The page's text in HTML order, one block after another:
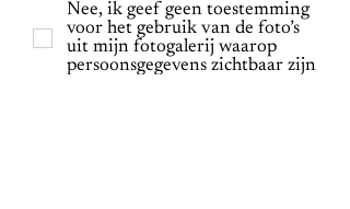
Nee, ik geef geen toestemming
voor het gebruik van de foto’s
uit mijn fotogalerij waarop
persoonsgegevens zichtbaar zijn